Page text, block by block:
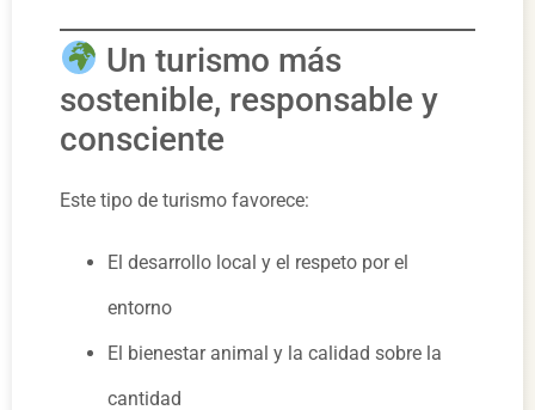
Un turismo más
sostenible, responsable y
consciente
Este tipo de turismo favorece:
El desarrollo local y el respeto por el
entorno
El bienestar animal y la calidad sobre la
cantidad